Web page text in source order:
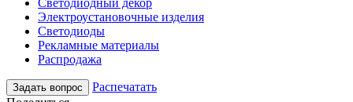
Светодиодный декор
Электроустановочные изделия
Светодиоды
Рекламные материалы
Распродажа
Задать вопрос
Распечатать